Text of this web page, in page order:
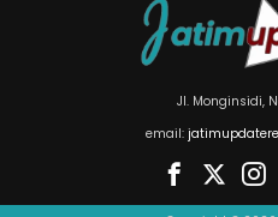
Jl. Monginsidi,
email: